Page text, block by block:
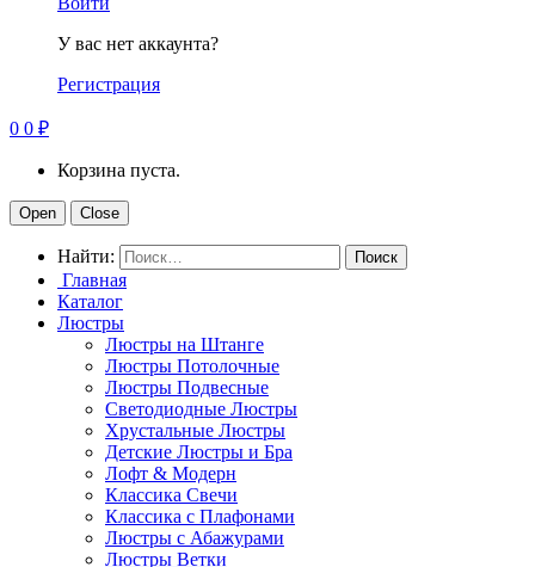
У вас нет аккаунта?
Регистрация
0 0 ₽
Корзина пуста.
Open Close
Найти:
Главная
Каталог
Люстры
Люстры на Штанге
Люстры Потолочные
Люстры Подвесные
Светодиодные Люстры
Хрустальные Люстры
Детские Люстры и Бра
Лофт & Модерн
Классика Свечи
Классика с Плафонами
Люстры с Абажурами
Люстры Ветки